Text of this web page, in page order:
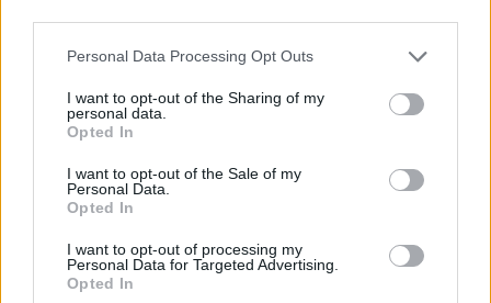
Please note that this website/app uses one or more Google
not limited to your visit or usage behaviour. You may click to
grant or deny consent to Google and its third-party tags to
use your data for below specified purposes in below Google
consent section.
Personal Data Processing Opt Outs
I want to opt-out of the Sharing of my
personal data.
Opted In
I want to opt-out of the Sale of my
Personal Data.
Opted In
I want to opt-out of processing my
Personal Data for Targeted Advertising.
Opted In
Komoly gondot okozhat a hőség
Az olaszMoto.itbeszámolója szerint az osztrák
hőség különösen káros lehet az érzékeny
elektromos rendszerekre, így a partnercsapatoknál
egyre nagyobb az aggodalom a kiesések miatt. A